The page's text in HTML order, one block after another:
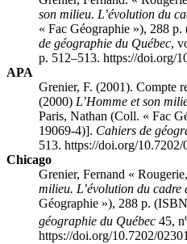
son milieu. L’évolution du
« Fac Géographie »), 288
de géographie du Québec,
p. 512–513. https://doi.org/
APA
Grenier, F. (2001). Compte
(2000) L’Homme et son
Paris, Nathan (Coll. « Fac
19069-4)]. Cahiers de
513. https://doi.org/10.7202/
Chicago
Grenier, Fernand «
milieu. L’évolution du cadre
Géographie »), 288 p.
géographie du Québec 45, n
https://doi.org/10.7202/